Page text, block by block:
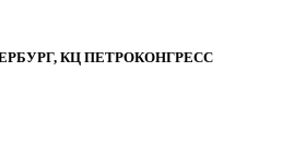
КЦ ПЕТРОКОНГРЕСС